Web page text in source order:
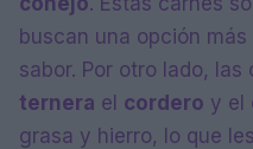
buscan una opción
sabor. Por otro lado,
ternera el cordero y el
grasa y hierro, lo que